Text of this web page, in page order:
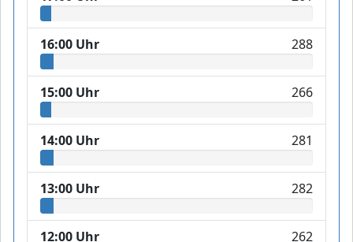
16:00 Uhr 288
15:00 Uhr 266
14:00 Uhr 281
13:00 Uhr 282
12:00 Uhr 262